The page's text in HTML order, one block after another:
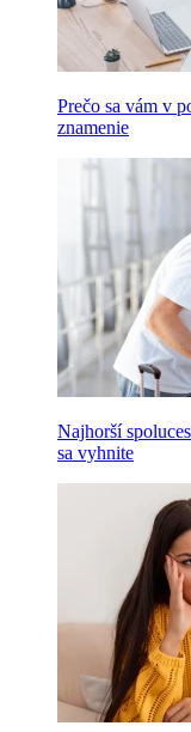
Prečo sa vám v
znamenie
Najhorší
sa vyhnite